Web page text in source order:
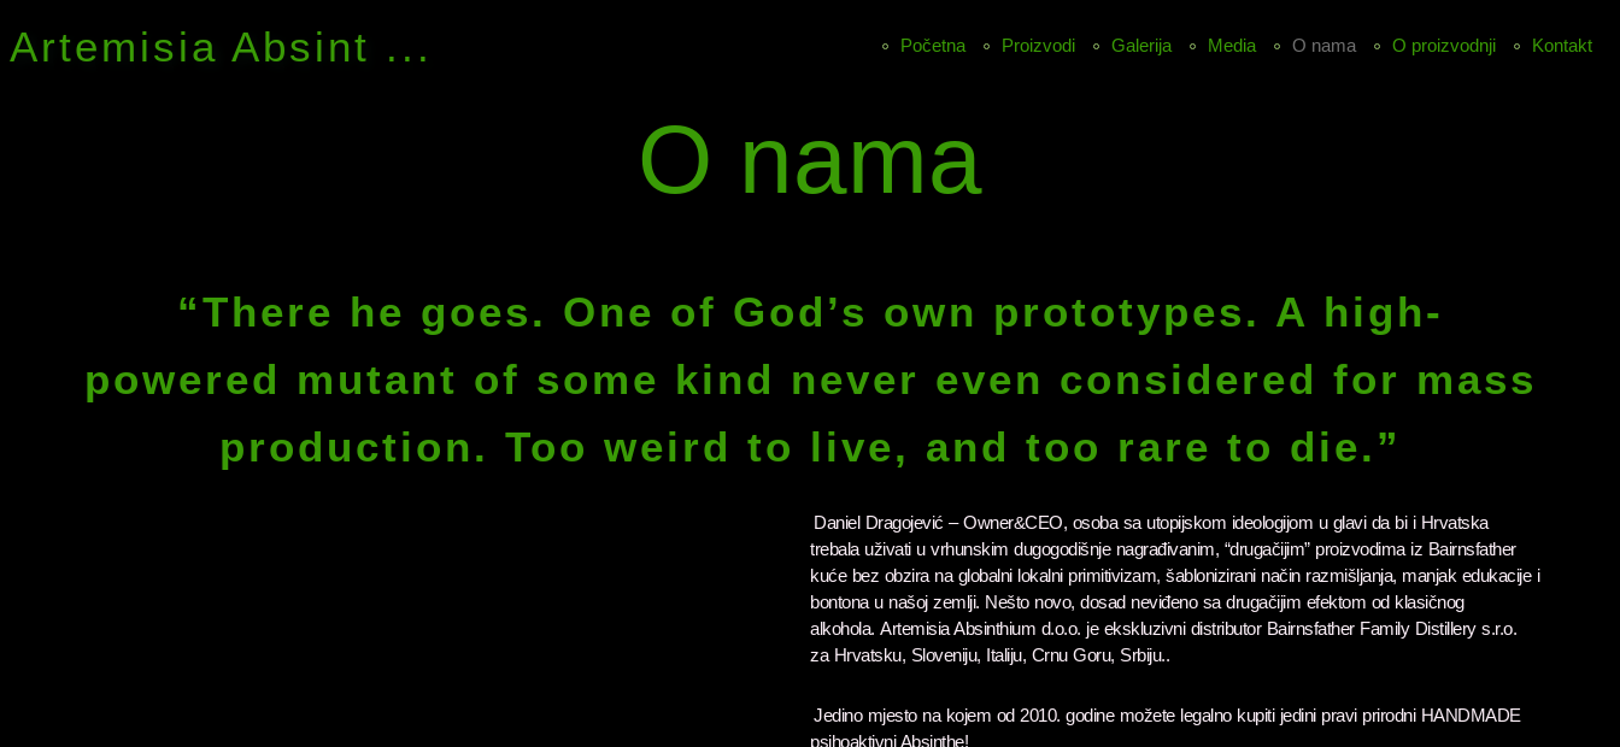
Artemisia Absint ... Početna Proizvodi Galerija Media O nama O proizvodnji Kontakt
O nama
“There he goes. One of God’s own prototypes. A high-
powered mutant of some kind never even considered for mass
production. Too weird to live, and too rare to die.”
Daniel Dragojević – Owner&CEO, osoba sa utopijskom ideologijom u glavi da bi i Hrvatska
trebala uživati u vrhunskim dugogodišnje nagrađivanim, “drugačijim” proizvodima iz Bairnsfather
kuće bez obzira na globalni lokalni primitivizam, šablonizirani način razmišljanja, manjak edukacije i
bontona u našoj zemlji. Nešto novo, dosad neviđeno sa drugačijim efektom od klasičnog
alkohola. Artemisia Absinthium d.o.o. je ekskluzivni distributor Bairnsfather Family Distillery s.r.o.
za Hrvatsku, Sloveniju, Italiju, Crnu Goru, Srbiju..
Jedino mjesto na kojem od 2010. godine možete legalno kupiti jedini pravi prirodni HANDMADE
psihoaktivni Absinthe!